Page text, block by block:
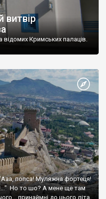
витвір
відомих Кримських палаців.
попса! Муляжна фортеця!
Но то шо? А мене ще там
принаймні до цього літа.